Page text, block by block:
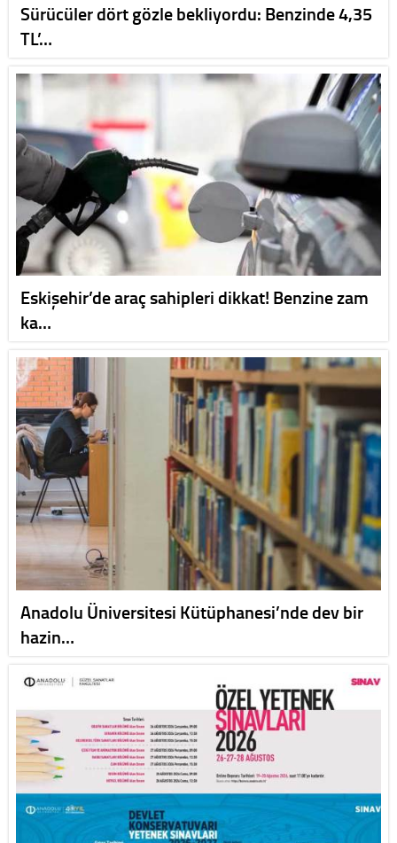
Sürücüler dört gözle bekliyordu: Benzinde 4,35
TL’…
Eskişehir’de araç sahipleri dikkat! Benzine zam
ka…
Anadolu Üniversitesi Kütüphanesi’nde dev bir
hazin…